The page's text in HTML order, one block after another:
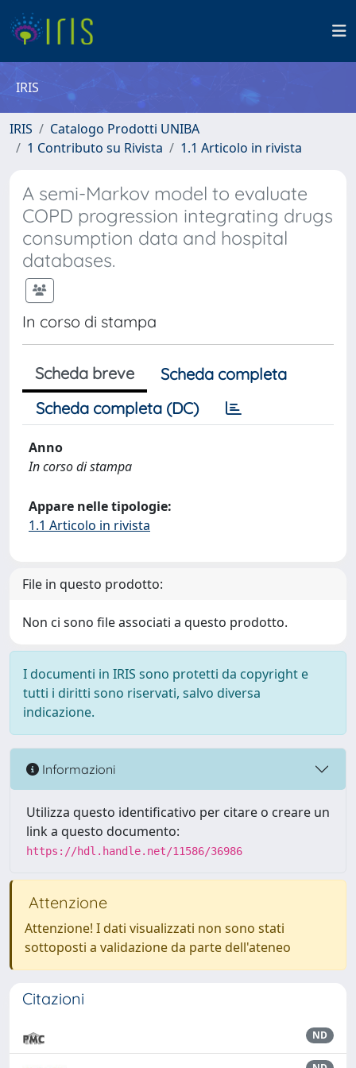
IRIS
IRIS
Catalogo Prodotti UNIBA
1 Contributo su Rivista
1.1 Articolo in rivista
A semi-Markov model to evaluate
COPD progression integrating drugs
consumption data and hospital
databases.
In corso di stampa
Scheda breve
Scheda completa
Scheda completa (DC)
Anno
In corso di stampa
Appare nelle tipologie:
1.1 Articolo in rivista
File in questo prodotto:
Non ci sono file associati a questo prodotto.
I documenti in IRIS sono protetti da copyright e
tutti i diritti sono riservati, salvo diversa
indicazione.
Informazioni
Utilizza questo identificativo per citare o creare un
link a questo documento:
https://hdl.handle.net/11586/36986
Attenzione
Attenzione! I dati visualizzati non sono stati
sottoposti a validazione da parte dell'ateneo
Citazioni
ND